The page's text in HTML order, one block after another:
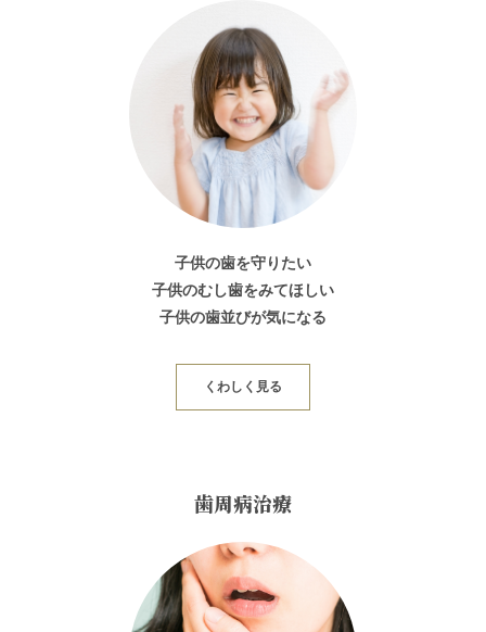
子供の歯を守りたい
子供のむし歯をみてほしい
子供の歯並びが気になる
くわしく見る
歯周病治療